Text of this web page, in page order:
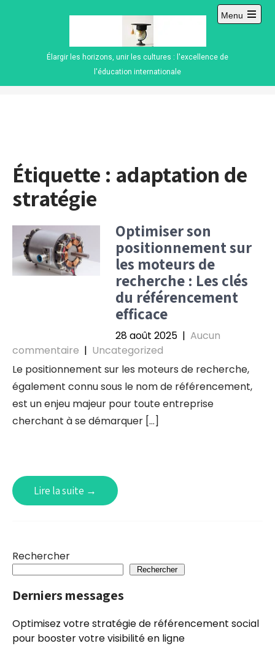
Élargir les horizons, unir les cultures : l'excellence de
l'éducation internationale
Menu
Open
Étiquette : adaptation de
stratégie
Optimiser son
positionnement sur
les moteurs de
recherche : Les clés
du référencement
efficace
28 août 2025 | Aucun
commentaire | Uncategorized
Le positionnement sur les moteurs de recherche,
également connu sous le nom de référencement,
est un enjeu majeur pour toute entreprise
cherchant à se démarquer […]
Lire la suite →
Rechercher
Rechercher
Derniers messages
Optimisez votre stratégie de référencement social
pour booster votre visibilité en ligne